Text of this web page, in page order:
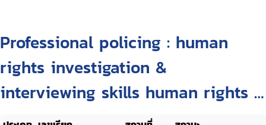
Professional policing : human
rights investigation &
interviewing skills human rights &
custody management